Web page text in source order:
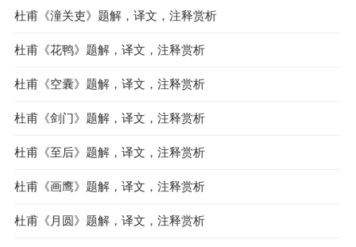
杜甫《潼关吏》题解，译文，注释赏析
杜甫《花鸭》题解，译文，注释赏析
杜甫《空囊》题解，译文，注释赏析
杜甫《剑门》题解，译文，注释赏析
杜甫《至后》题解，译文，注释赏析
杜甫《画鹰》题解，译文，注释赏析
杜甫《月圆》题解，译文，注释赏析